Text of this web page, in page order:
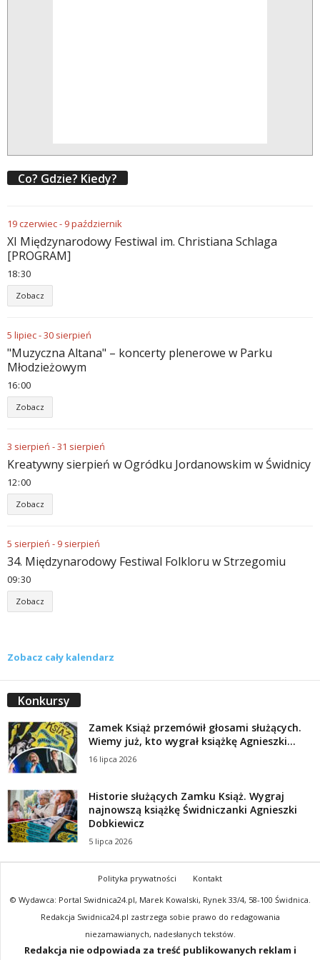
Co? Gdzie? Kiedy?
19czerwiec- 9październik
XI Międzynarodowy Festiwal im. Christiana Schlaga
[PROGRAM]
18:30
Zobacz
5 lipiec-30 sierpień
"Muzyczna Altana" – koncerty plenerowe w Parku
Młodzieżowym
16:00
Zobacz
3 sierpień -31 sierpień
Kreatywny sierpień w Ogródku Jordanowskim w Świdnicy
12:00
Zobacz
5 sierpień - 9 sierpień
34. Międzynarodowy Festiwal Folkloru w Strzegomiu
09:30
Zobacz
Zobacz cały kalendarz
Konkursy
Zamek Książ przemówił głosami służących.
Wiemy już, kto wygrał książkę Agnieszki...
16 lipca 2026
Historie służących Zamku Książ. Wygraj
najnowszą książkę Świdniczanki Agnieszki
Dobkiewicz
5 lipca 2026
Polityka prywatności
Kontakt
© Wydawca: Portal Swidnica24.pl, Marek Kowalski, Rynek 33/4, 58-100 Świdnica.
Redakcja Swidnica24.pl zastrzega sobie prawo do redagowania
niezamawianych, nadesłanych tekstów.
Redakcja nie odpowiada za treść publikowanych reklam i